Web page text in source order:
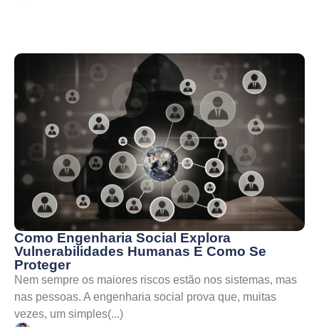
Como Engenharia Social Explora
Vulnerabilidades Humanas E Como Se
Proteger
Nem sempre os maiores riscos estão nos sistemas, mas
nas pessoas. A engenharia social prova que, muitas
vezes, um simples(...)